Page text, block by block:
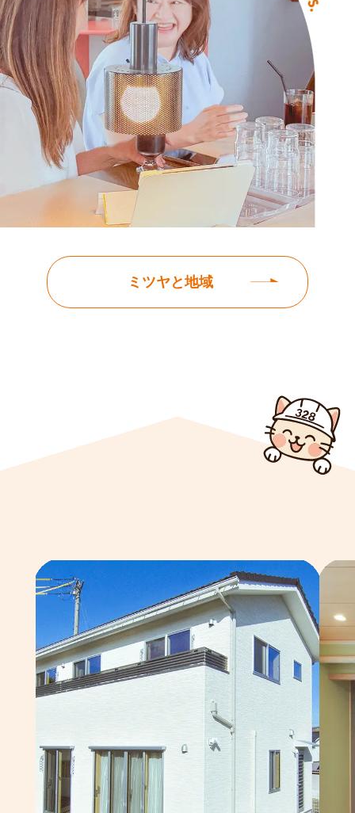
ミツヤと地域